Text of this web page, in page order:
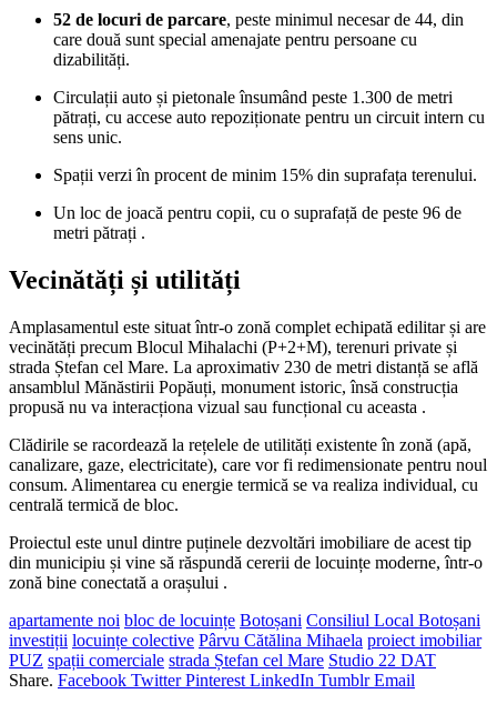
52 de locuri de parcare, peste minimul necesar de 44, din
care două sunt special amenajate pentru persoane cu
dizabilități.
Circulații auto și pietonale însumând peste 1.300 de metri
pătrați, cu accese auto repoziționate pentru un circuit intern cu
sens unic.
Spații verzi în procent de minim 15% din suprafața terenului.
Un loc de joacă pentru copii, cu o suprafață de peste 96 de
metri pătrați .
Vecinătăți și utilități
Amplasamentul este situat într-o zonă complet echipată edilitar și are
vecinătăți precum Blocul Mihalachi (P+2+M), terenuri private și
strada Ștefan cel Mare. La aproximativ 230 de metri distanță se află
ansamblul Mănăstirii Popăuți, monument istoric, însă construcția
propusă nu va interacționa vizual sau funcțional cu aceasta .
Clădirile se racordează la rețelele de utilități existente în zonă (apă,
canalizare, gaze, electricitate), care vor fi redimensionate pentru noul
consum. Alimentarea cu energie termică se va realiza individual, cu
centrală termică de bloc.
Proiectul este unul dintre puținele dezvoltări imobiliare de acest tip
din municipiu și vine să răspundă cererii de locuințe moderne, într-o
zonă bine conectată a orașului .
apartamente noi bloc de locuințe Botoșani Consiliul Local Botoșani
investiții locuințe colective Pârvu Cătălina Mihaela proiect imobiliar
PUZ spații comerciale strada Ștefan cel Mare Studio 22 DAT
Share. Facebook Twitter Pinterest LinkedIn Tumblr Email